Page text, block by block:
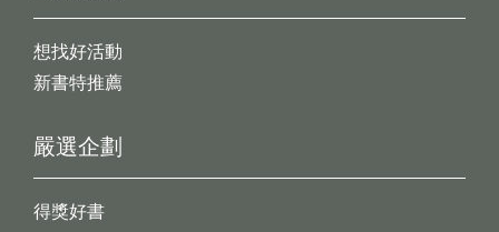
想找好活動
新書特推薦
嚴選企劃
得獎好書